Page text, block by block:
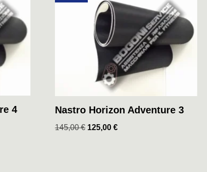
4
Nastro Horizon Adventure 3
145,00€ 125,00 €